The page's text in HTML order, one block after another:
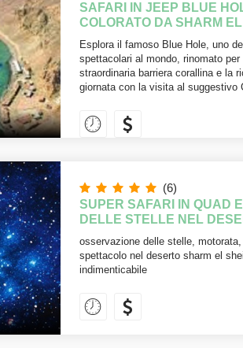
SAFARI IN JEEP BLUE
COLORATO DA SHARM
Esplora il famoso Blue Hole, uno
spettacolari al mondo, rinomato
straordinaria barriera corallina e la
giornata con la visita al suggestivo
(6)
SUPER SAFARI IN QUAD
DELLE STELLE NEL
osservazione delle stelle,
spettacolo nel deserto sharm el
indimenticabile